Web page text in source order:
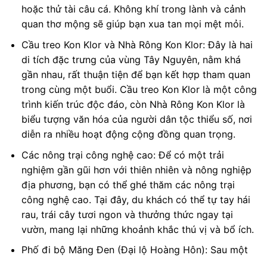
hoặc thử tài câu cá. Không khí trong lành và cảnh
quan thơ mộng sẽ giúp bạn xua tan mọi mệt mỏi.
Cầu treo Kon Klor và Nhà Rông Kon Klor: Đây là hai
di tích đặc trưng của vùng Tây Nguyên, nằm khá
gần nhau, rất thuận tiện để bạn kết hợp tham quan
trong cùng một buổi. Cầu treo Kon Klor là một công
trình kiến trúc độc đáo, còn Nhà Rông Kon Klor là
biểu tượng văn hóa của người dân tộc thiểu số, nơi
diễn ra nhiều hoạt động cộng đồng quan trọng.
Các nông trại công nghệ cao: Để có một trải
nghiệm gần gũi hơn với thiên nhiên và nông nghiệp
địa phương, bạn có thể ghé thăm các nông trại
công nghệ cao. Tại đây, du khách có thể tự tay hái
rau, trái cây tươi ngon và thưởng thức ngay tại
vườn, mang lại những khoảnh khắc thú vị và bổ ích.
Phố đi bộ Măng Đen (Đại lộ Hoàng Hôn): Sau một